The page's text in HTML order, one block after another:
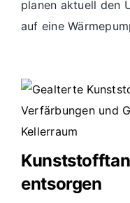
planen aktuell den
auf eine
entsorgen